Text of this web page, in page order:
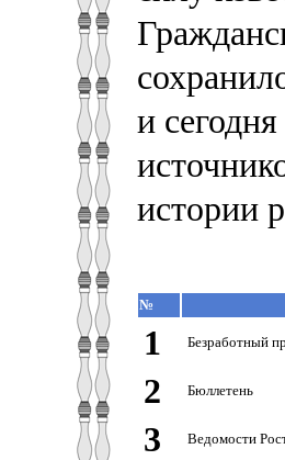
и
истории
№
1 Безработный
2 Бюллетень
3 Ведомости